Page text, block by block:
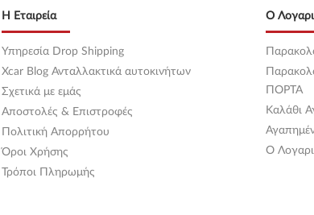
Η Εταιρεία
Υπηρεσία Drop Shipping
Xcar Blog Ανταλλακτικά αυτοκινήτων
Σχετικά με εμάς
Αποστολές & Επιστροφές
Πολιτική Απορρήτου
Όροι Χρήσης
Τρόποι Πληρωμής
Ο
ΠΟΡΤΑ
Καλάθι
O